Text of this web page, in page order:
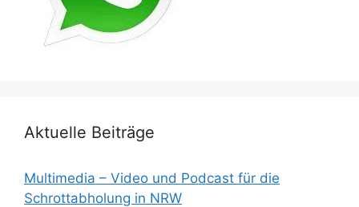
Aktuelle Beiträge
Multimedia – Video und Podcast für die
Schrottabholung in NRW